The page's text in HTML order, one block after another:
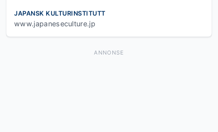
JAPANSK KULTURINSTITUTT
www.japaneseculture.jp
ANNONSE